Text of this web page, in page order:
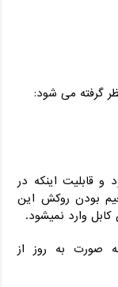
و قابلیت اینکه در
بودن روکش این
وارد نمیشود.
ماهان را به صورت به روز از